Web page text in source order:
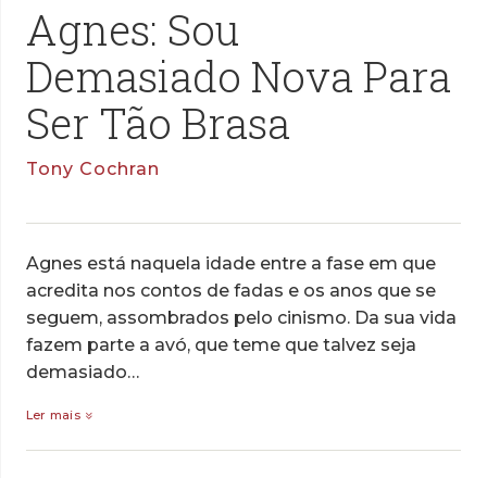
Agnes: Sou
Demasiado Nova Para
Ser Tão Brasa
Tony Cochran
Agnes está naquela idade entre a fase em que
acredita nos contos de fadas e os anos que se
seguem, assombrados pelo cinismo. Da sua vida
fazem parte a avó, que teme que talvez seja
demasiado…
Ler mais